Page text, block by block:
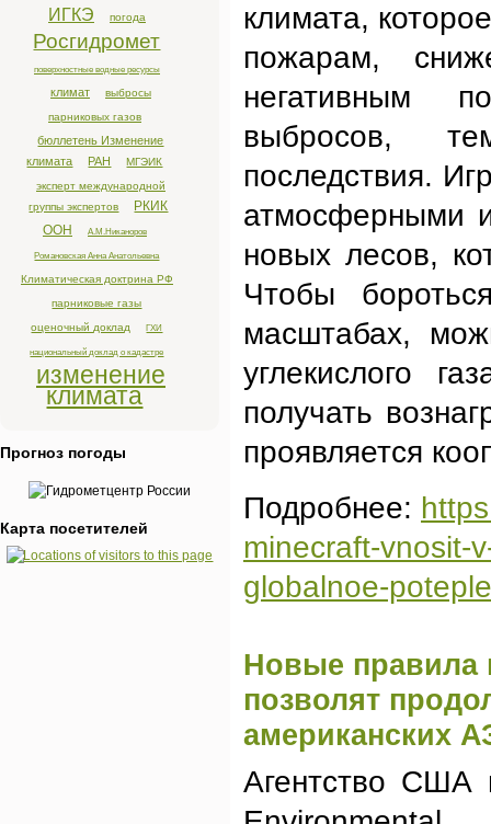
климата,
пожарам,
негативным
выбросов,
последствия.
атмосферными
новых лесов,
Чтобы
масштабах,
углекислого
получать
проявляется
Подробнее:
minecraft-vnosit-
globalnoe-
Новые правила
позволят
американских
Агентство
ИГКЭ погода
Росгидромет
поверхностные водные ресурсы
климат
выбросы
парниковых газов
бюллетень Изменение
климата
РАН
МГЭИК
эксперт международной
группы экспертов
РКИК
ООН
А.М.Никаноров
Романовская Анна Анатольевна
Климатическая доктрина РФ
парниковые газы
оценочный доклад
ГХИ
национальный доклад о кадастре
изменение
климата
Прогноз погоды
Карта посетителей